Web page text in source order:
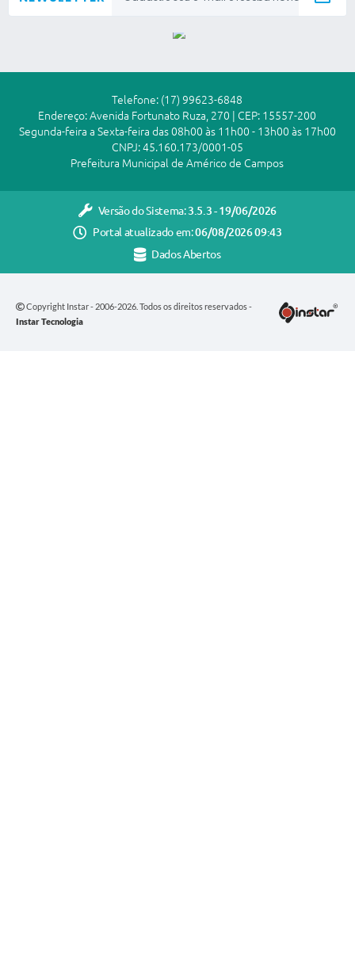
Telefone: (17) 99623-6848
Endereço: Avenida Fortunato Ruza, 270 | CEP: 15557-200
Segunda-feira a Sexta-feira das 08h00 às 11h00 - 13h00 às 17h00
CNPJ: 45.160.173/0001-05
Prefeitura Municipal de Américo de Campos
Versão do Sistema:3.5.3 - 19/06/2026
Portal atualizado em:06/08/2026 09:43
Dados Abertos
Copyright Instar - 2006-2026. Todos os direitos reservados -
Instar Tecnologia